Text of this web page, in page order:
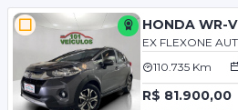
HONDA WR-V
EX FLEXONE
110.735 Km
R$ 81.900,00